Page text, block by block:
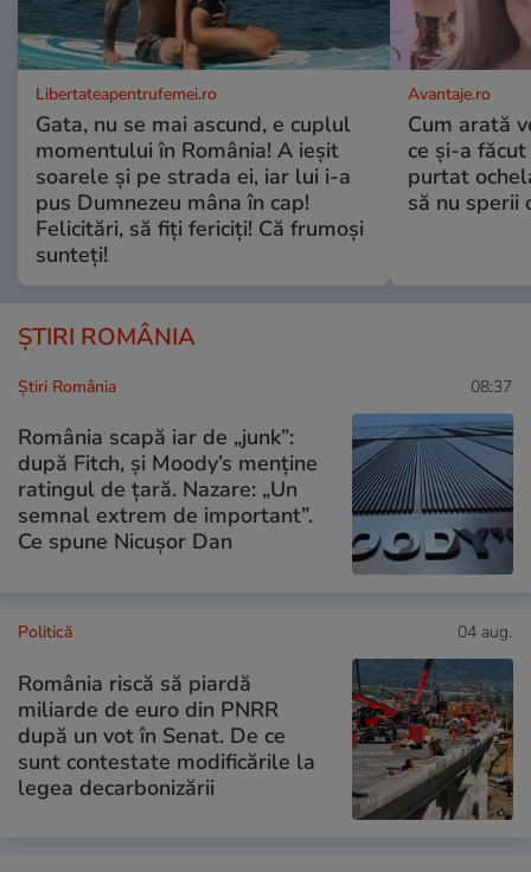
Libertateapentrufemei.ro
Gata, nu se mai ascund, e cuplul
momentului în România! A ieșit
soarele și pe strada ei, iar lui i-a
pus Dumnezeu mâna în cap!
Felicitări, să fiți fericiți! Că frumoși
sunteți!
Avantaje.ro
Cum arată
ce și-a
purtat
să nu sperii
ȘTIRI ROMÂNIA
Știri România 08:37
România scapă iar de „junk”:
după Fitch, și Moody’s menține
ratingul de țară. Nazare: „Un
semnal extrem de important”.
Ce spune Nicușor Dan
Politică 04 aug.
România riscă să piardă
miliarde de euro din PNRR
după un vot în Senat. De ce
sunt contestate modificările la
legea decarbonizării